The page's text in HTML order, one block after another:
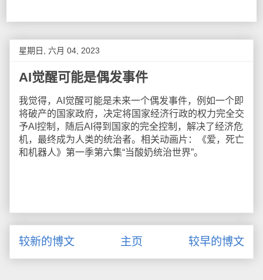
星期日, 六月 04, 2023
AI觉醒可能是偶发事件
我觉得，AI觉醒可能是未来一个偶发事件，例如一个即
将破产的国家政府，决定将国家经济行政的权力完全交
予AI控制，随后AI得到国家的完全控制，解决了经济危
机，最终成为人类的统治者。相关动画片：《爱，死亡
和机器人》第一季第六集“当酸奶统治世界”。
较新的博文 较早的博文
主页